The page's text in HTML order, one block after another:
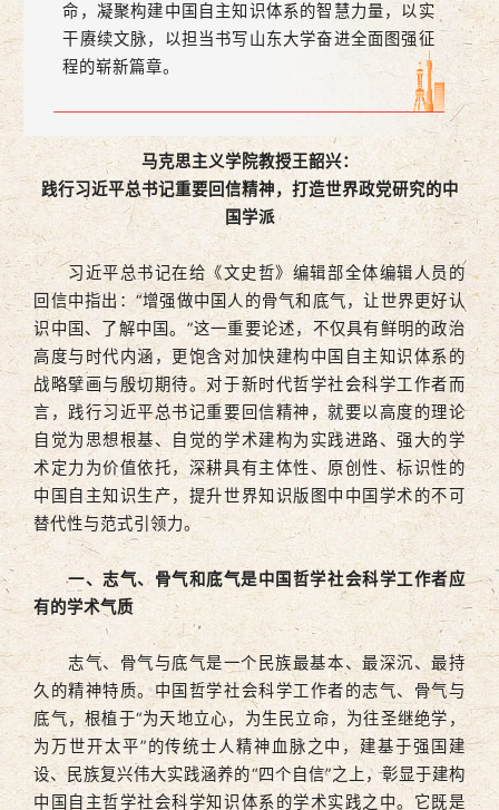
命，凝聚构建中国自主知识体系的智慧力量，以实
干赓续文脉，以担当书写山东大学奋进全面图强征
程的崭新篇章。
马克思主义学院教授王韶兴：
践行习近平总书记重要回信精神，打造世界政党研究的中
国学派
习近平总书记在给《文史哲》编辑部全体编辑人员的
回信中指出：“增强做中国人的骨气和底气，让世界更好认
识中国、了解中国。”这一重要论述，不仅具有鲜明的政治
高度与时代内涵，更饱含对加快建构中国自主知识体系的
战略擘画与殷切期待。对于新时代哲学社会科学工作者而
言，践行习近平总书记重要回信精神，就要以高度的理论
自觉为思想根基、自觉的学术建构为实践进路、强大的学
术定力为价值依托，深耕具有主体性、原创性、标识性的
中国自主知识生产，提升世界知识版图中中国学术的不可
替代性与范式引领力。
一、志气、骨气和底气是中国哲学社会科学工作者应
有的学术气质
志气、骨气与底气是一个民族最基本、最深沉、最持
久的精神特质。中国哲学社会科学工作者的志气、骨气与
底气，根植于“为天地立心，为生民立命，为往圣继绝学，
为万世开太平”的传统士人精神血脉之中，建基于强国建
设、民族复兴伟大实践涵养的“四个自信”之上，彰显于建构
中国自主哲学社会科学知识体系的学术实践之中。它既是